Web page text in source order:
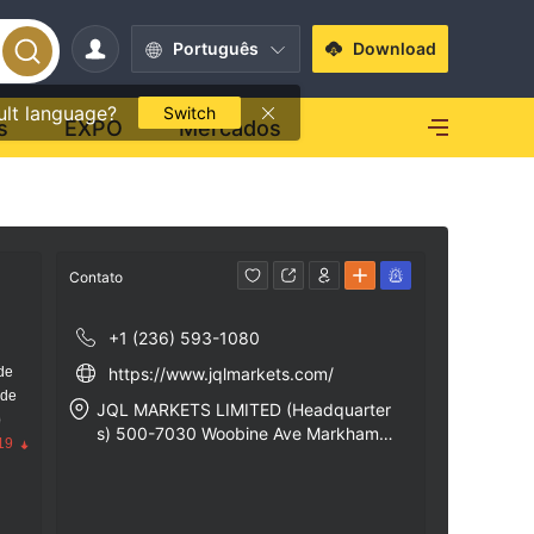
Português
language? Switch
Download
EXPO Mercados
Contato
+1 (236) 593-1080
https://www.jqlmarkets.com/
JQL MARKETS LIMITED (Headquarter
s) 500-7030 Woobine Ave Markham,